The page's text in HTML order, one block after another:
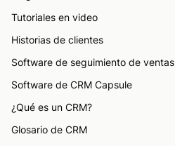
Tutoriales en video
Historias de clientes
Software de seguimiento de ventas
Software de CRM Capsule
¿Qué es un CRM?
Glosario de CRM